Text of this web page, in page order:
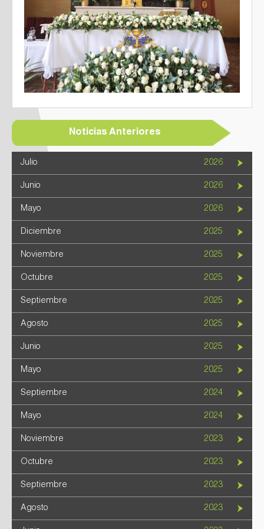
Noticias Anteriores
Julio 2026
Junio 2026
Mayo 2026
Diciembre 2025
Noviembre 2025
Octubre 2025
Septiembre 2025
Agosto 2025
Junio 2025
Mayo 2025
Septiembre 2024
Mayo 2024
Noviembre 2023
Octubre 2023
Septiembre 2023
Agosto 2023